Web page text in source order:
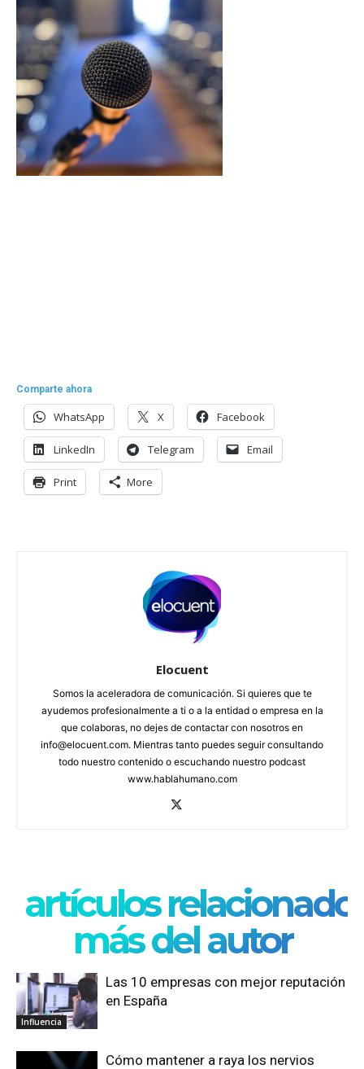
Comparte ahora
WhatsApp X Facebook
LinkedIn Telegram Email
Print More
Elocuent
Somos la aceleradora de comunicación. Si quieres que te
ayudemos profesionalmente a ti o a la entidad o empresa en la
que colaboras, no dejes de contactar con nosotros en
info@elocuent.com. Mientras tanto puedes seguir consultando
todo nuestro contenido o escuchando nuestro podcast
www.hablahumano.com
artículos
más del autor
Influencia
Las 10 empresas con mejor reputación
en España
Cómo mantener a raya los nervios